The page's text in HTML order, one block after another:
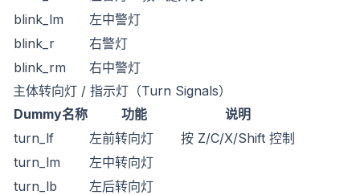
blink_lm
左中警灯
blink_r
右警灯
blink_rm
右中警灯
主体转向灯 / 指示灯（Turn Signals）
Dummy名称
功能
说明
turn_lf
左前转向灯
按 Z/C/X/Shift 控制
turn_lm
左中转向灯
turn_lb
左后转向灯